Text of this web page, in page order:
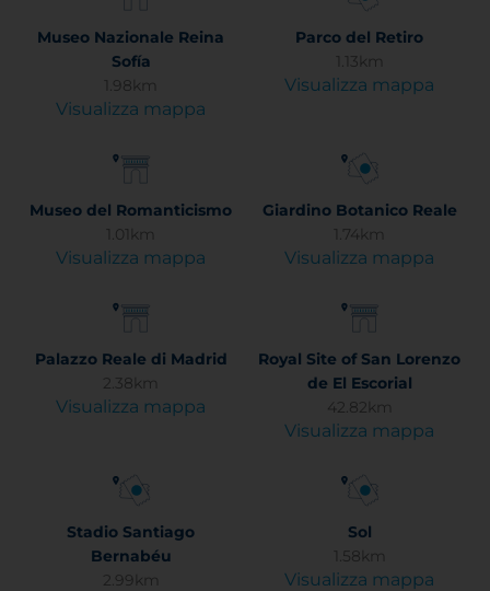
Museo Nazionale Reina
Sofía
1.98km
Visualizza mappa
Parco del Retiro
1.13km
Visualizza mappa
Museo del Romanticismo
1.01km
Visualizza mappa
Giardino Botanico Reale
1.74km
Visualizza mappa
Palazzo Reale di Madrid
2.38km
Visualizza mappa
Royal Site of San Lorenzo
de El Escorial
42.82km
Visualizza mappa
Stadio Santiago
Bernabéu
2.99km
Sol
1.58km
Visualizza mappa